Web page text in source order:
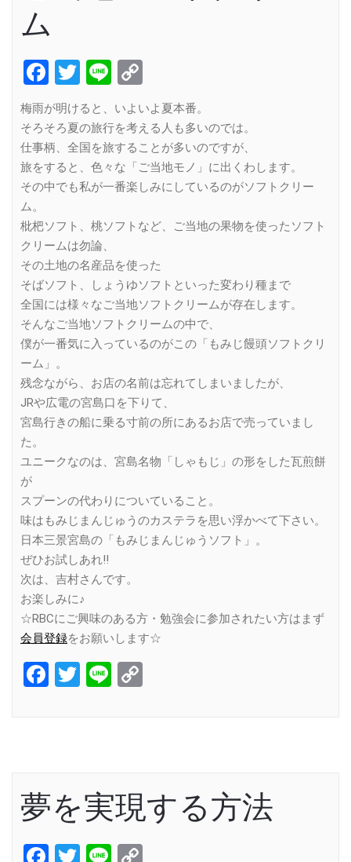
ム
Facebook
Twitter
Line
Link
梅雨が明けると、いよいよ夏本番。
そろそろ夏の旅行を考える人も多いのでは。
仕事柄、全国を旅することが多いのですが、
旅をすると、色々な「ご当地モノ」に出くわします。
その中でも私が一番楽しみにしているのがソフトクリー
ム。
枇杷ソフト、桃ソフトなど、ご当地の果物を使ったソフト
クリームは勿論、
その土地の名産品を使った
そばソフト、しょうゆソフトといった変わり種まで
全国には様々なご当地ソフトクリームが存在します。
そんなご当地ソフトクリームの中で、
僕が一番気に入っているのがこの「もみじ饅頭ソフトクリ
ーム」。
残念ながら、お店の名前は忘れてしまいましたが、
JRや広電の宮島口を下りて、
宮島行きの船に乗る寸前の所にあるお店で売っていまし
た。
ユニークなのは、宮島名物「しゃもじ」の形をした瓦煎餅
が
スプーンの代わりについていること。
味はもみじまんじゅうのカステラを思い浮かべて下さい。
日本三景宮島の「もみじまんじゅうソフト」。
ぜひお試しあれ!!
次は、吉村さんです。
お楽しみに♪
☆RBCにご興味のある方・勉強会に参加されたい方はまず
会員登録をお願いします☆
Facebook
Twitter
Line
夢を実現する方法